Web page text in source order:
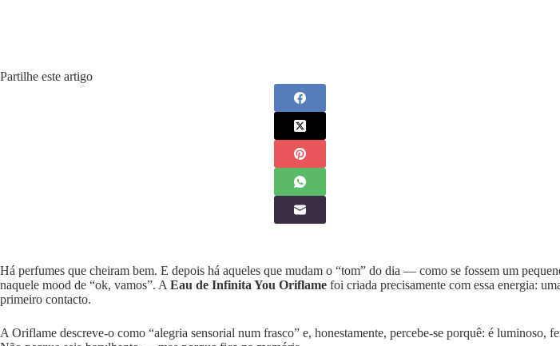
Partilhe este artigo
Há perfumes que cheiram bem. E depois há aqueles que mudam o “tom” do dia — como se fossem um
naquele mood de “ok, vamos”. A Eau de Infinita You Oriflame foi criada precisamente com essa energia:
primeiro contacto.
A Oriflame descreve-o como “alegria sensorial num frasco” e, honestamente, percebe-se porquê: é